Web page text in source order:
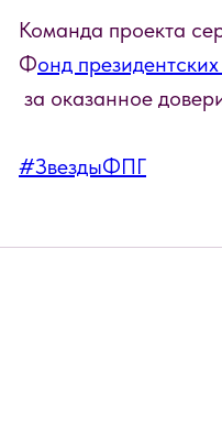
Команда проекта
Фонд
за оказанное
#ЗвездыФПГ